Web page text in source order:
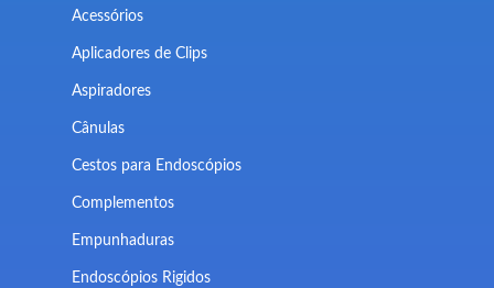
Acessórios
Aplicadores de Clips
Aspiradores
Cânulas
Cestos para Endoscópios
Complementos
Empunhaduras
Endoscópios Rigidos